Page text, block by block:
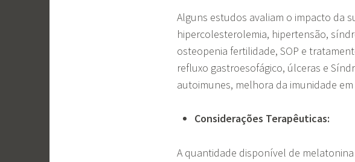
Alguns estudos avaliam o impacto da
hipercolesterolemia, hipertensão,
osteopenia fertilidade, SOP e
refluxo gastroesofágico, úlceras e
autoimunes, melhora da imunidade
Considerações Terapêuticas:
A quantidade disponível de